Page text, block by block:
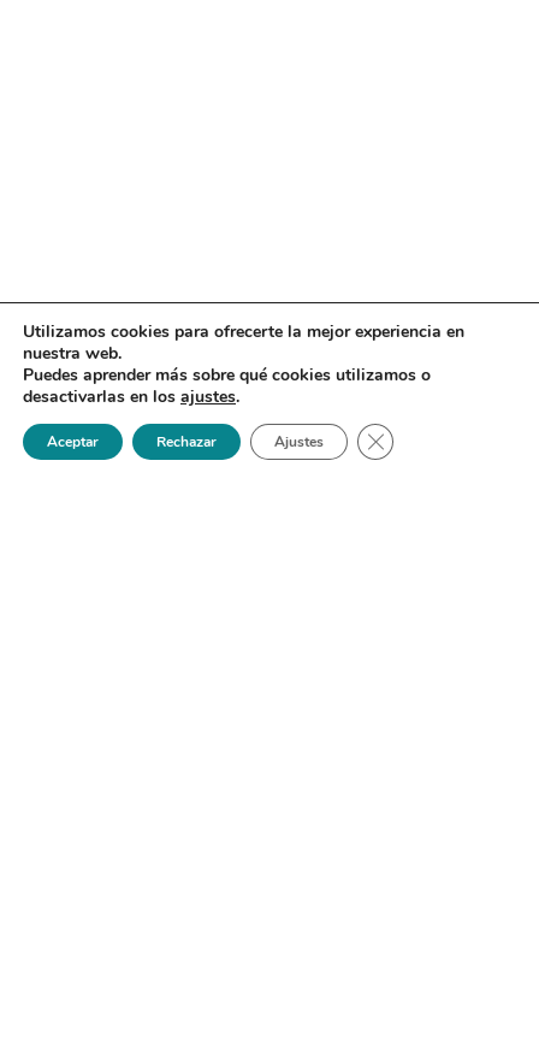
Utilizamos cookies para ofrecerte la mejor experiencia en
nuestra web.
Puedes aprender más sobre qué cookies utilizamos o
desactivarlas en los ajustes.
Aceptar Rechazar Ajustes Cerrar el banner de